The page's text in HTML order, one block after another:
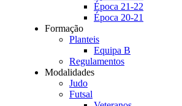
Época 21-22
Época 20-21
Formação
Planteis
Equipa B
Regulamentos
Modalidades
Judo
Futsal